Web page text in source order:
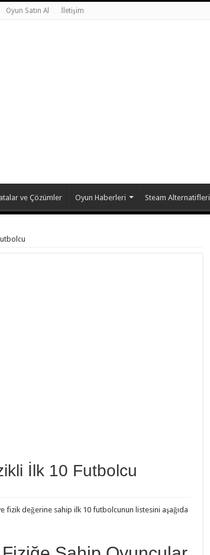
Oyun Satın Al İletişim
ve Çözümler Oyun Haberleri Steam Alternatifleri
İlk 10 Futbolcu
fizik değerine sahip ilk 10 futbolcunun listesini aşağıda